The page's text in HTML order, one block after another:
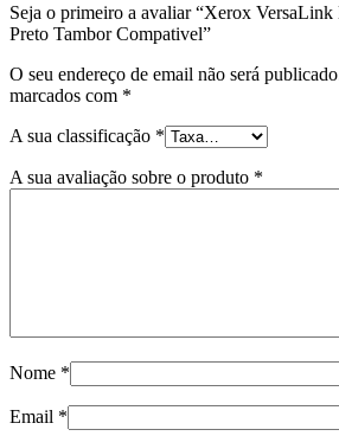
Seja o primeiro a avaliar “Xerox
Preto Tambor Compativel”
O seu endereço de email não será
marcados com *
A sua classificação *
A sua avaliação sobre o produto *
Nome *
Email *